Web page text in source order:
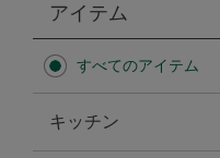
無重力シリーズ
アイテム
すべてのアイテム
キッチン